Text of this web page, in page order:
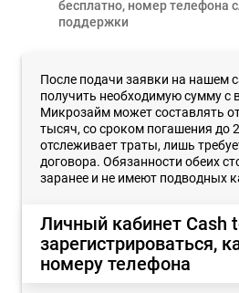
бесплатно, номер телефона
поддержки
После подачи заявки на нашем
получить необходимую сумму с
Микрозайм может составлять
тысяч, со сроком погашения до
отслеживает траты, лишь
договора. Обязанности обеих
заранее и не имеют подводных
Личный кабинет Cash
зарегистрироваться,
номеру телефона